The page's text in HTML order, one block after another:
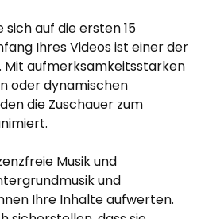
sich auf die ersten 15
Ihres Videos ist einer der
Mit aufmerksamkeitsstarken
oder dynamischen
die Zuschauer zum
Musik und
und
Ihre Inhalte aufwerten.